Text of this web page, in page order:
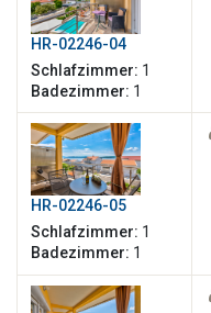
HR-02246-04
Schlafzimmer: 1
Badezimmer: 1
HR-02246-05
Schlafzimmer: 1
Badezimmer: 1